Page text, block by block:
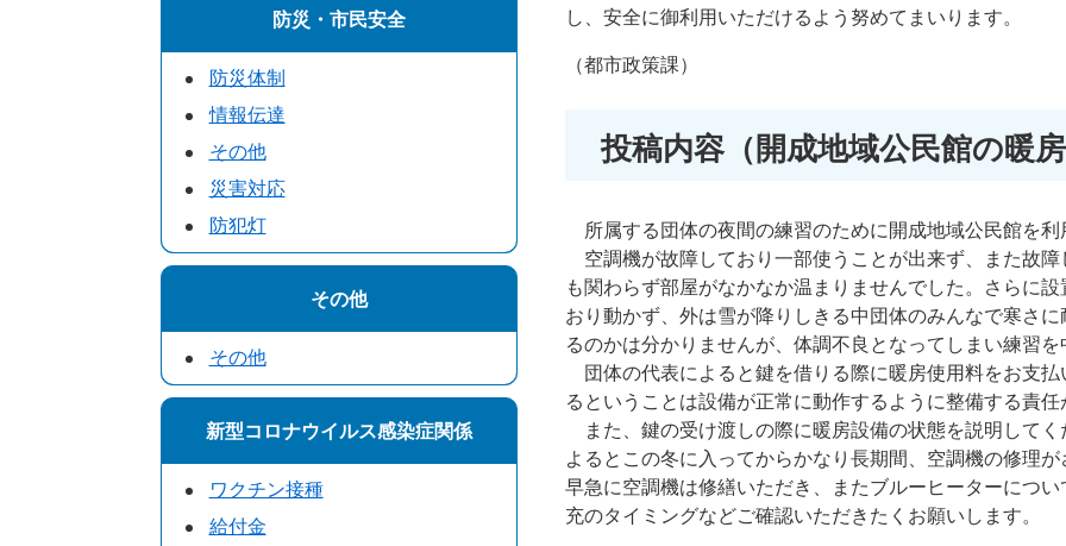
し、安全に御利用いただけるよう努めてまいります。
（都市政策課）
投稿内容（開成地域公民館の暖
所属する団体の夜間の練習のために開成地域公民館を利
空調機が故障しており一部使うことが出来ず、また故
も関わらず部屋がなかなか温まりませんでした。さらに
おり動かず、外は雪が降りしきる中団体のみんなで寒さ
るのかは分かりませんが、体調不良となってしまい練習
団体の代表によると鍵を借りる際に暖房使用料をお支
るということは設備が正常に動作するように整備する責
また、鍵の受け渡しの際に暖房設備の状態を説明して
よるとこの冬に入ってからかなり長期間、空調機の修理
早急に空調機は修繕いただき、またブルーヒーターにつ
充のタイミングなどご確認いただきたくお願いします。
防災・市民安全
防災体制
情報伝達
その他
災害対応
防犯灯
その他
その他
新型コロナウイルス感染症関係
ワクチン接種
給付金